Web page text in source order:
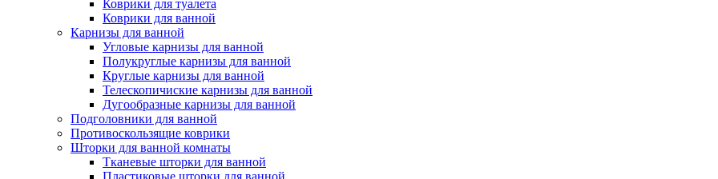
Коврики для туалета
Коврики для ванной
Карнизы для ванной
Угловые карнизы для ванной
Полукруглые карнизы для ванной
Круглые карнизы для ванной
Телескопичиские карнизы для ванной
Дугообразные карнизы для ванной
Подголовники для ванной
Противоскользящие коврики
Шторки для ванной комнаты
Тканевые шторки для ванной
Пластиковые шторки для ванной